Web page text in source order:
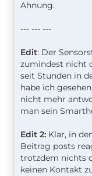
Ahnung.
--- --- ---
Edit: Der
zumindest nicht
seit Stunden in
habe ich
nicht mehr
man sein
Edit 2: Klar, in
Beitrag posts
trotzdem nichts
keinen Kontakt